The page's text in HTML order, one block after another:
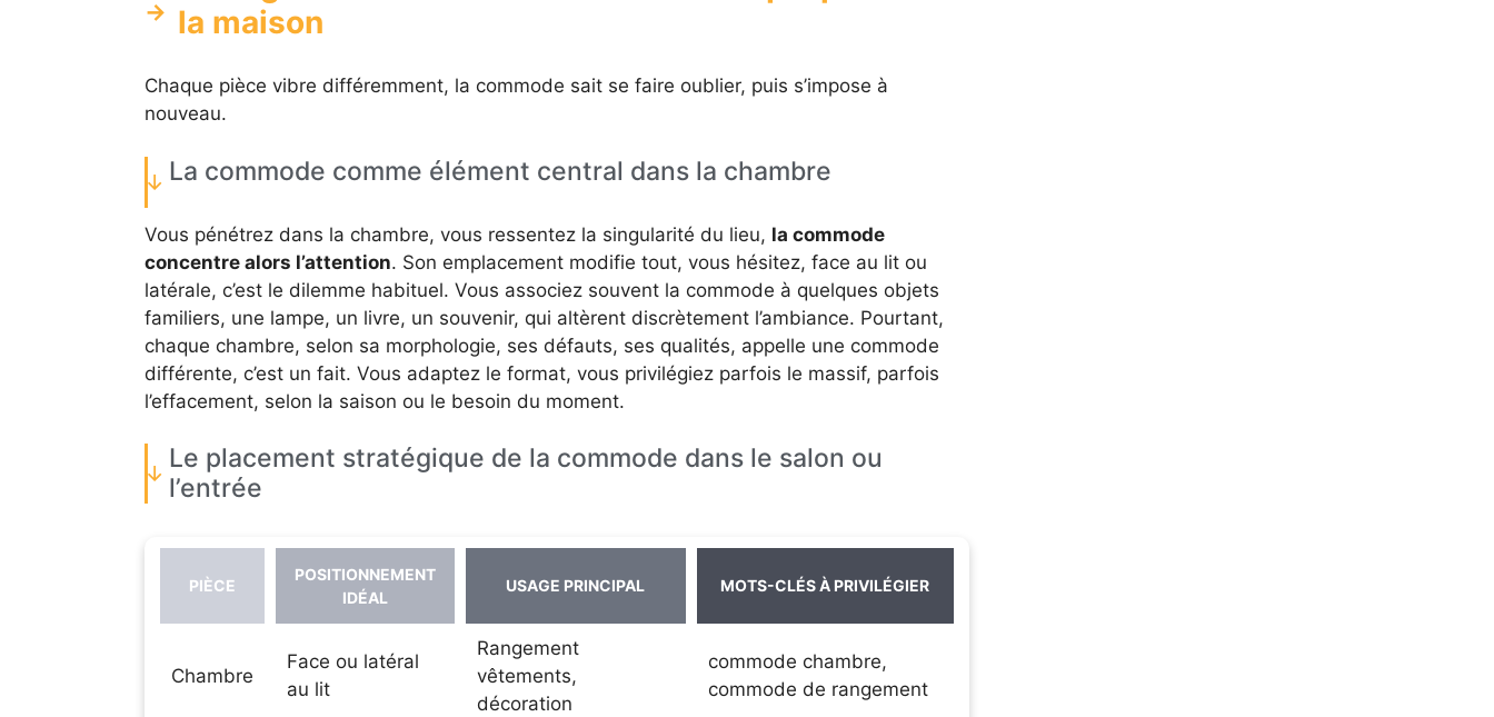
la maison
Chaque pièce vibre différemment, la commode sait se faire oublier, puis s’impose à
nouveau.
La commode comme élément central dans la chambre
Vous pénétrez dans la chambre, vous ressentez la singularité du lieu, la commode
concentre alors l’attention. Son emplacement modifie tout, vous hésitez, face au lit ou
latérale, c’est le dilemme habituel. Vous associez souvent la commode à quelques objets
familiers, une lampe, un livre, un souvenir, qui altèrent discrètement l’ambiance. Pourtant,
chaque chambre, selon sa morphologie, ses défauts, ses qualités, appelle une commode
différente, c’est un fait. Vous adaptez le format, vous privilégiez parfois le massif, parfois
l’effacement, selon la saison ou le besoin du moment.
Le placement stratégique de la commode dans le salon ou
l’entrée
PIÈCE
POSITIONNEMENT
IDÉAL
USAGE PRINCIPAL MOTS-CLÉS À PRIVILÉGIER
Chambre
Face ou latéral
au lit
Rangement
vêtements,
décoration
commode chambre,
commode de rangement